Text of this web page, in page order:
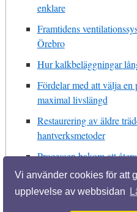
Vi använder cookies för att
upplevelse av webbsidan
enklare
Framtidens
Örebro
Hur kalkbeläggningar
Fördelar med att välja
maximal livslängd
Restaurering av äldre
hantverksmetoder
Processen bakom att
injektering